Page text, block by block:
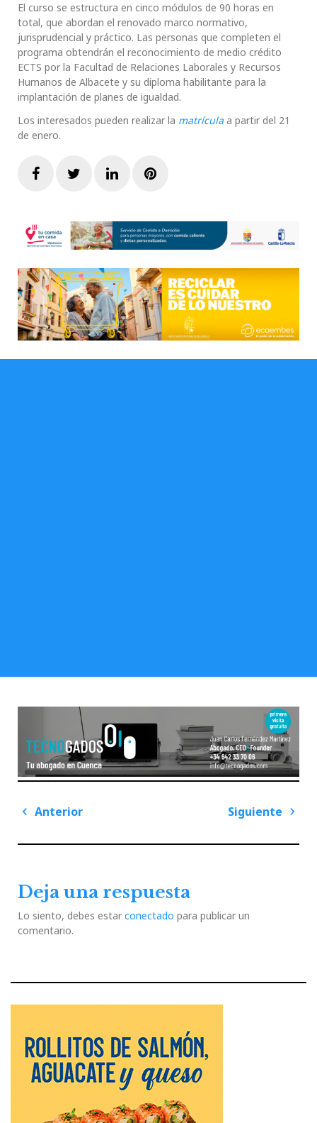
El curso se estructura en cinco módulos de 90 horas en
total, que abordan el renovado marco normativo,
jurisprudencial y práctico. Las personas que completen el
programa obtendrán el reconocimiento de medio crédito
ECTS por la Facultad de Relaciones Laborales y Recursos
Humanos de Albacete y su diploma habilitante para la
implantación de planes de igualdad.
Los interesados pueden realizar la matrícula a partir del 21
de enero.
FacebookTwitterLinkedInPinterest
Navegación
entradas
Anterior
Siguiente
Deja una respuesta
Lo siento, debes estar conectado para publicar un
comentario.